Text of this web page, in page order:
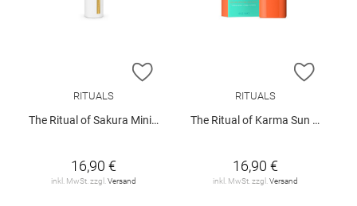
ZUR WUNSCHLISTE HINZUFÜGEN
RITUALS
The Ritual of Sakura Mini Fragrance Sticks 70ml
16,90 €
inkl. MwSt. zzgl. Versand
ZUR
RITUALS
The Ritual of Karma Sun Protection Face Cream SPF 30
16,90 €
inkl. MwSt. zzgl. Versand